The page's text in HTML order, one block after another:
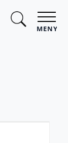
MENY